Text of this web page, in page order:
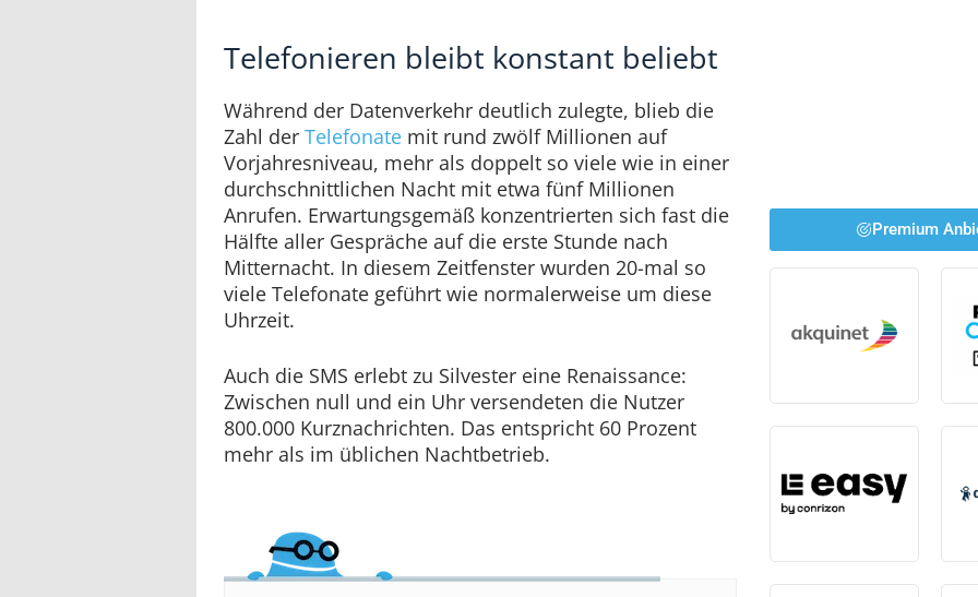
Telefonieren bleibt konstant beliebt
Während der Datenverkehr deutlich zulegte, blieb die
Zahl der Telefonate mit rund zwölf Millionen auf
Vorjahresniveau, mehr als doppelt so viele wie in einer
durchschnittlichen Nacht mit etwa fünf Millionen
Anrufen. Erwartungsgemäß konzentrierten sich fast die
Hälfte aller Gespräche auf die erste Stunde nach
Mitternacht. In diesem Zeitfenster wurden 20-mal so
viele Telefonate geführt wie normalerweise um diese
Uhrzeit.
Auch die SMS erlebt zu Silvester eine Renaissance:
Zwischen null und ein Uhr versendeten die Nutzer
800.000 Kurznachrichten. Das entspricht 60 Prozent
mehr als im üblichen Nachtbetrieb.
Premium